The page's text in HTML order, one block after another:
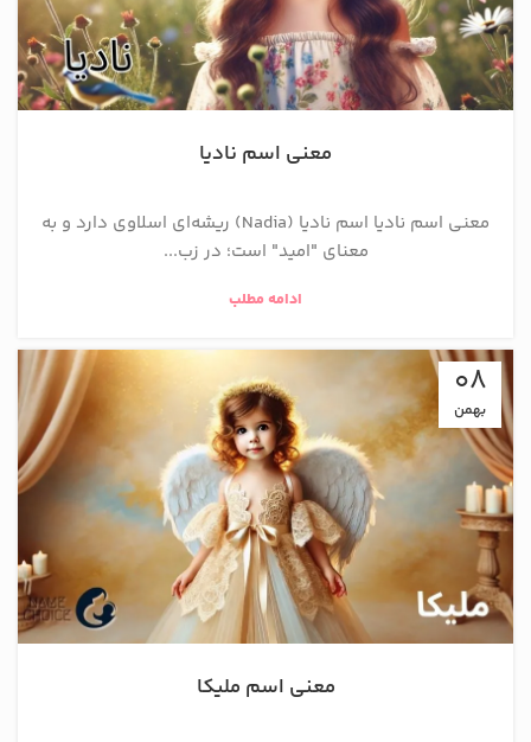
معنی اسم نادیا
معنی اسم نادیا اسم نادیا (Nadia) ریشه‌ای اسلاوی دارد و به
معنای "امید" است؛ در زب...
ادامه مطلب
08
بهمن
معنی اسم ملیکا